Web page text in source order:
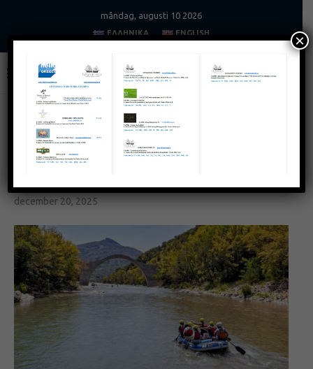
måndag, augusti 10 2026
ΕΛΛΗΝΙΚΆ ENGLISH
Home Grekland är allt du vill ha
livsförändrande upplevelse
GREKLAND ÄR ALLT DU VILL HA
Grekland. En livsförändrande upplevelse
december 20, 2025
×